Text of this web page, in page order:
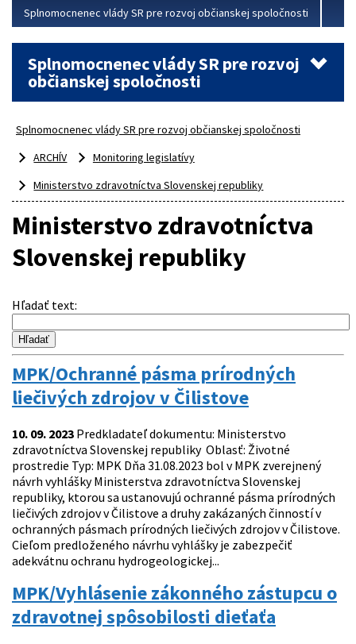
Splnomocnenec vlády SR pre rozvoj občianskej spoločnosti
Splnomocnenec vlády SR pre rozvoj
občianskej spoločnosti
Splnomocnenec vlády SR pre rozvoj občianskej spoločnosti
ARCHÍV
Monitoring legislatívy
Ministerstvo zdravotníctva Slovenskej republiky
Ministerstvo zdravotníctva
Slovenskej republiky
Hľadať text:
MPK/Ochranné pásma prírodných
liečivých zdrojov v Čilistove
10. 09. 2023 Predkladateľ dokumentu: Ministerstvo
zdravotníctva Slovenskej republiky Oblasť: Životné
prostredie Typ: MPK Dňa 31.08.2023 bol v MPK zverejnený
návrh vyhlášky Ministerstva zdravotníctva Slovenskej
republiky, ktorou sa ustanovujú ochranné pásma prírodných
liečivých zdrojov v Čilistove a druhy zakázaných činností v
ochranných pásmach prírodných liečivých zdrojov v Čilistove.
Cieľom predloženého návrhu vyhlášky je zabezpečiť
adekvátnu ochranu hydrogeologickej...
MPK/Vyhlásenie zákonného zástupcu o
zdravotnej spôsobilosti dieťaťa